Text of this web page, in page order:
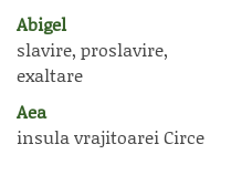
Abigel
slavire, proslavire,
exaltare
Aea
insula vrajitoarei Circe